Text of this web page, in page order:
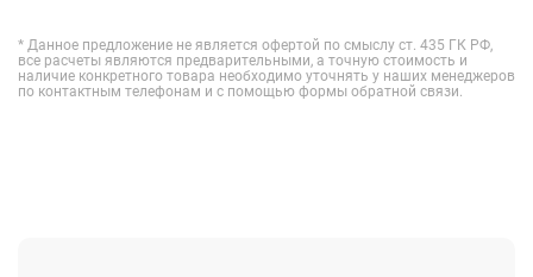
* Данное предложение не является офертой по смыслу ст. 435 ГК РФ,
все расчеты являются предварительными, а точную стоимость и
наличие конкретного товара необходимо уточнять у наших менеджеров
по контактным телефонам и с помощью формы обратной связи.